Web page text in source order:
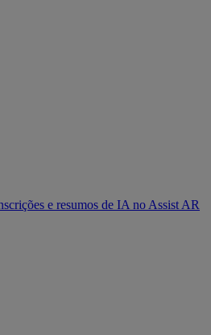
e resumos de IA no Assist AR